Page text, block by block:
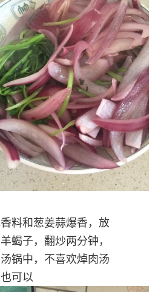
料和葱姜蒜爆香，放
蝎子，翻炒两分钟，
锅中，不喜欢焯肉汤
可以